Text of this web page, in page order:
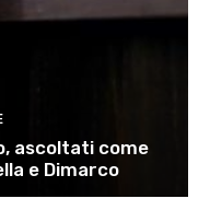
ascoltati come
e Dimarco